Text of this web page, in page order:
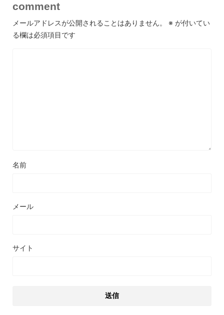
comment
メールアドレスが公開されることはありません。 ※ が付いてい
る欄は必須項目です
名前
メール
サイト